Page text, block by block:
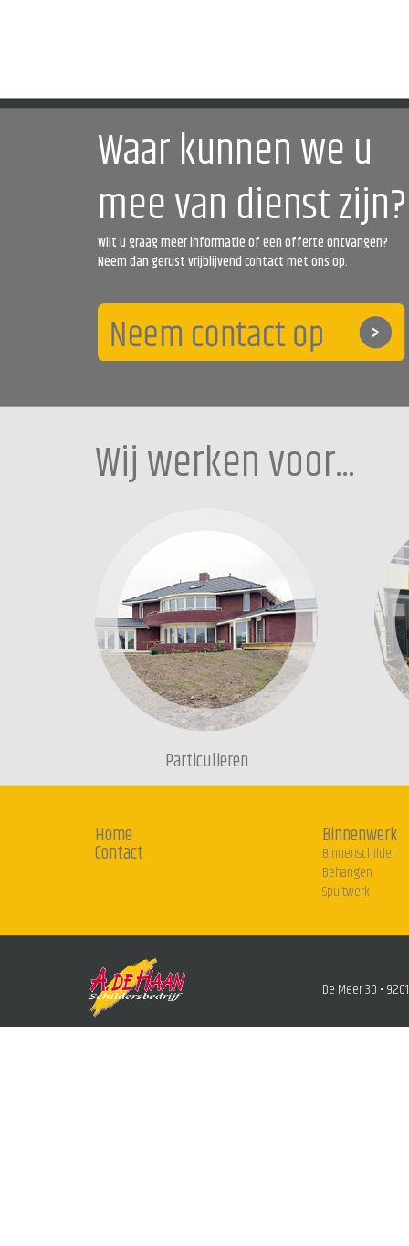
Waar kunnen we u
mee van dienst zijn?
Wilt u graag meer informatie of een offerte ontvangen?
Neem dan gerust vrijblijvend contact met ons op.
Wij werken voor...
Particulieren
Home
Contact
Binnenwerk
Binnenschilder
Behangen
Spuitwerk
De Meer 30 •